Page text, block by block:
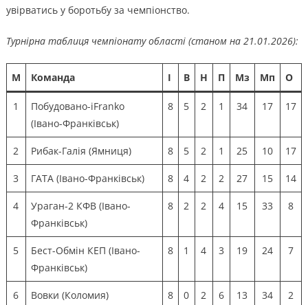
увірватись у боротьбу за чемпіонство.
Турнірна таблиця чемпіонату області (станом на 21.01.2026):
М Команда І В Н П Мз Мп О
1
Побудовано-iFranko
(Івано-Франківськ)
8 5 2 1 34 17 17
2 Рибак-Галія (Ямниця) 8 5 2 1 25 10 17
3 ГАТА (Івано-Франківськ) 8 4 2 2 27 15 14
4
Ураган-2 КФВ (Івано-
Франківськ)
8 2 2 4 15 33 8
5
Бест-Обмін КЕП (Івано-
Франківськ)
8 1 4 3 19 24 7
6 Вовки (Коломия) 8 0 2 6 13 34 2